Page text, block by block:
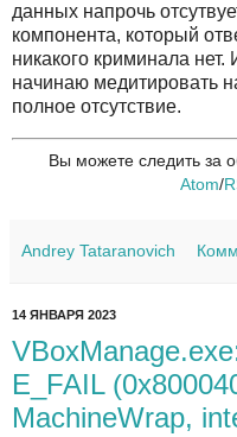
данных напрочь
компонента, который
никакого криминала
начинаю медитировать
полное отсутствие.
Вы можете следить за
Atom/
Andrey Tataranovich
14 ЯНВАРЯ 2023
E_FAIL
MachineWrap,